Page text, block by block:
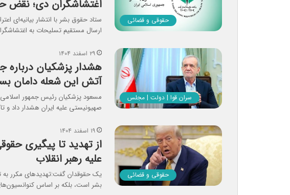
حقوقی و قضائی
اغتشاشگران دی؛ نقض
ستاد حقوق بشر با انتشار بیانیه‌ای
ارسال مستقیم تسلیحات به
سران قوا | دولت | مجلس
۲۹ اسفند ۱۴۰۴
هشدار پزشکیان درباره
آتش این شعله دامان
مسعود پزشکیان رئیس جمهور اسلامی
صهیونیستی علیه ایران هشدار داد و
حقوقی و قضائی
۱۹ اسفند ۱۴۰۴
از تهدید تا پیگیری
علیه رهبر انقلاب
یک حقوقدان گفت:تهدیدهای مکرر به
بشر است، بلکه بر اساس